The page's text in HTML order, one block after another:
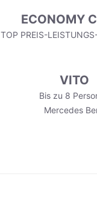
ECONOMY
TOP PREIS-
VITO
Bis zu 8
Mercedes